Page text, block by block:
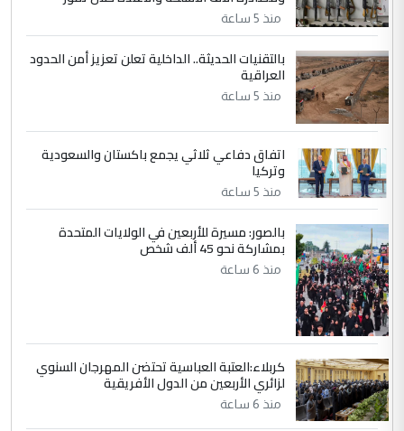
التعليق : واحد من عصابة علي ماما يسقط
جنسية الرافد الثالث للعراق ومن اصول عريقة
ابا فرات ...
الموضوع :
الجواهري يرد على صدام حسين سل
مضجعيك يابن الزنا (نص كامل)
5 سردار
التعليق : واحد من عصابة علي ماما يسقط
جنسية الرافد الثالث للعراق ومن اصول عريقة
ابا فرات ...
الموضوع :
الجواهري يرد على صدام حسين سل
مضجعيك يابن الزنا (نص كامل)
منذ 5 ساعة
بالتقنيات الحديثة.. الداخلية تعلن تعزيز أمن الحدود
العراقية
منذ 5 ساعة
اتفاق دفاعي ثلاثي يجمع باكستان والسعودية
وتركيا
منذ 5 ساعة
بالصور: مسيرة للأربعين في الولايات المتحدة
بمشاركة نحو 45 ألف شخص
منذ 6 ساعة
كربلاء:العتبة العباسية تحتضن المهرجان السنوي
لزائري الأربعين من الدول الأفريقية
منذ 6 ساعة